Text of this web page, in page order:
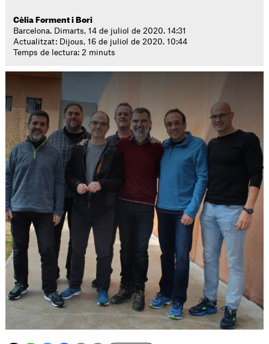
Cèlia Forment i Bori
Barcelona. Dimarts, 14 de juliol de 2020. 14:31
Actualitzat: Dijous, 16 de juliol de 2020. 10:44
Temps de lectura: 2 minuts